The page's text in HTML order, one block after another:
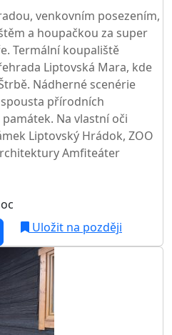
venkovním posezením,
a houpačkou za super
Termální koupaliště
Liptovská Mara, kde
Nádherné scenérie
spousta přírodních
Na vlastní oči
Liptovský Hrádok, ZOO
Amfiteáter
Uložit na později